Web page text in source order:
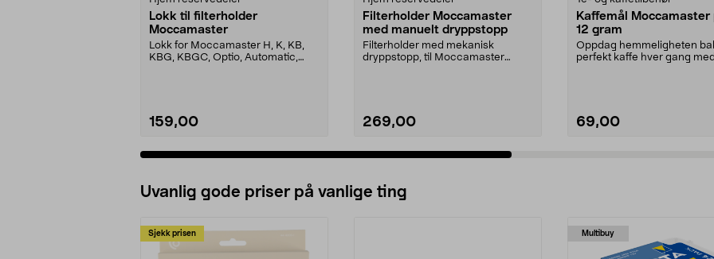
Lokk til filterholder
Moccamaster
Lokk for Moccamaster H, K, KB,
KBG, KBGC, Optio, Automatic,
159,00
Filterholder Moccamaster
med manuelt dryppstopp
Filterholder med mekanisk
dryppstopp, til Moccamaster
269,00
Kaffemål Moccamaster
12 gram
Oppdag hemmeligheten
perfekt kaffe hver gang med
69,00
Uvanlig gode priser på vanlige ting
Sjekk prisen Multibuy